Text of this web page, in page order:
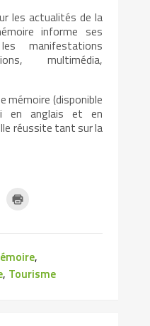
les actualités de la
informe ses
manifestations
multimédia,
mémoire (disponible
en anglais et en
réussite tant sur la
,
, Tourisme